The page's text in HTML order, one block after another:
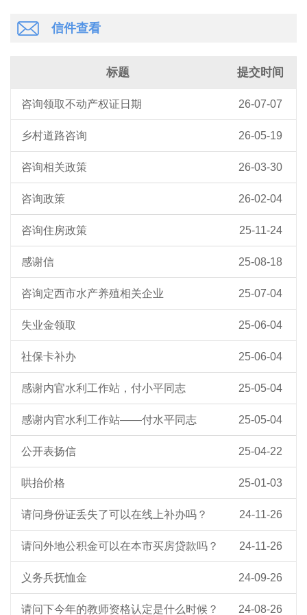
信件查看
标题 提交时间
咨询领取不动产权证日期 26-07-07
乡村道路咨询 26-05-19
咨询相关政策 26-03-30
咨询政策 26-02-04
咨询住房政策 25-11-24
感谢信 25-08-18
咨询定西市水产养殖相关企业 25-07-04
失业金领取 25-06-04
社保卡补办 25-06-04
感谢内官水利工作站，付小平同志 25-05-04
感谢内官水利工作站——付水平同志 25-05-04
公开表扬信 25-04-22
哄抬价格 25-01-03
请问身份证丢失了可以在线上补办吗？ 24-11-26
请问外地公积金可以在本市买房贷款吗？ 24-11-26
义务兵抚恤金 24-09-26
请问下今年的教师资格认定是什么时候？ 24-08-26